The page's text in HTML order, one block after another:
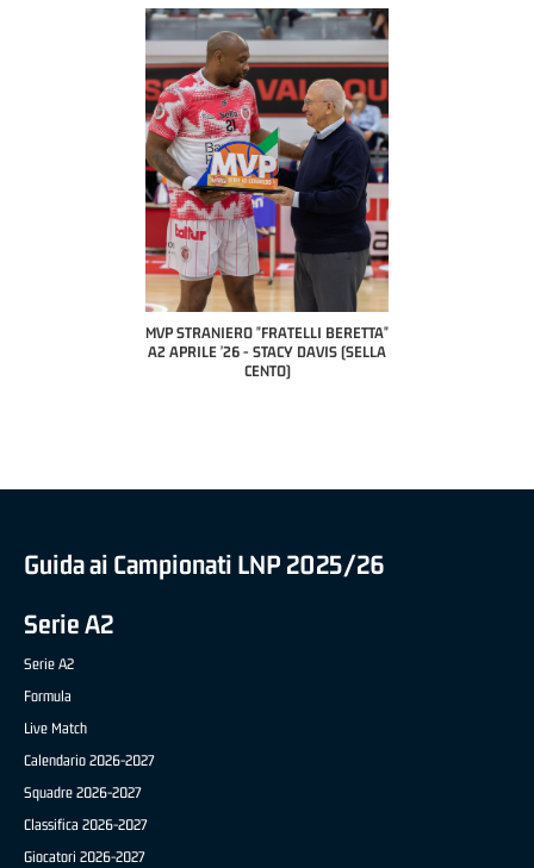
MVP "FRATELLI BERETTA" SAMUEL
DILAS B NAZIONALE APRILE '26 -
MARCO RESTELLI (TAV TREVIGLIO
Guida ai Campionati LNP 2025/26
Serie A2
Serie A2
Formula
Live Match
Calendario 2026-2027
Squadre 2026-2027
Classifica 2026-2027
Giocatori 2026-2027